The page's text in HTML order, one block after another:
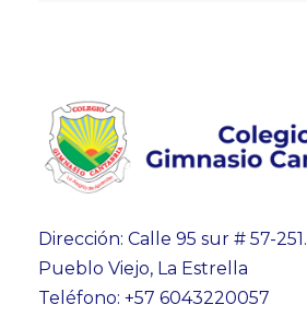
Dirección: Calle 95 sur # 57-251.
Pueblo Viejo, La Estrella
Teléfono: +57 6043220057